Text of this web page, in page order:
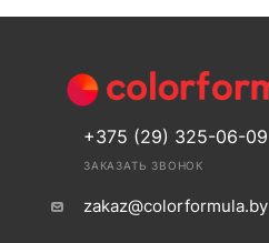
+375 (29) 325-06-09
ЗАКАЗАТЬ ЗВОНОК
zakaz@colorformula.by